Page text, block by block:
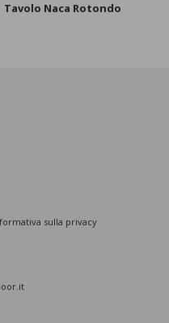
Tavolo Naca Rotondo
sulla privacy